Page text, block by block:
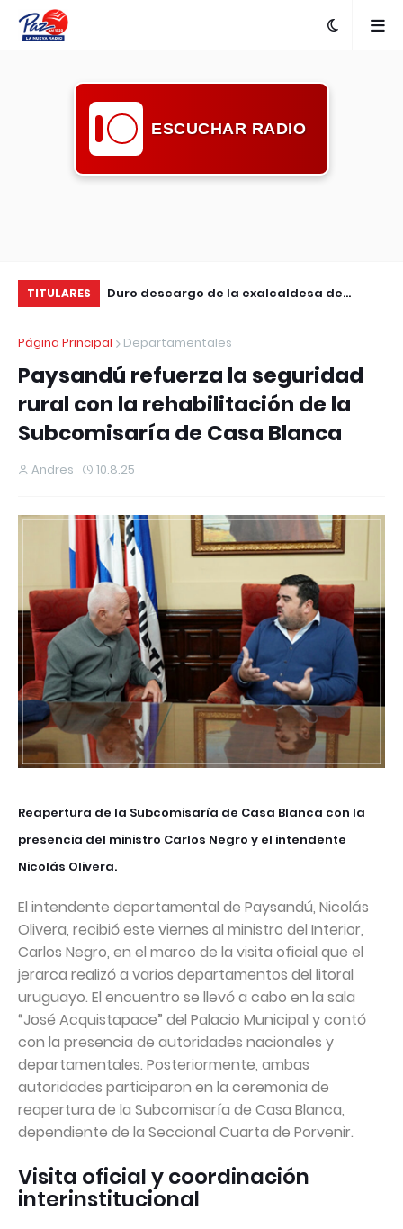
ESCUCHAR RADIO
TITULARES
con nueva
Duro descargo de la exalcaldesa de
comunidad ante la inseguridad
Página Principal
Departamentales
Paysandú refuerza la seguridad
rural con la rehabilitación de la
Subcomisaría de Casa Blanca
Andres 10.8.25
Reapertura de la Subcomisaría de Casa Blanca con la
presencia del ministro Carlos Negro y el intendente
Nicolás Olivera.
El intendente departamental de Paysandú, Nicolás
Olivera, recibió este viernes al ministro del Interior,
Carlos Negro, en el marco de la visita oficial que el
jerarca realizó a varios departamentos del litoral
uruguayo. El encuentro se llevó a cabo en la sala
“José Acquistapace” del Palacio Municipal y contó
con la presencia de autoridades nacionales y
departamentales. Posteriormente, ambas
autoridades participaron en la ceremonia de
reapertura de la Subcomisaría de Casa Blanca,
dependiente de la Seccional Cuarta de Porvenir.
Visita oficial y coordinación
interinstitucional